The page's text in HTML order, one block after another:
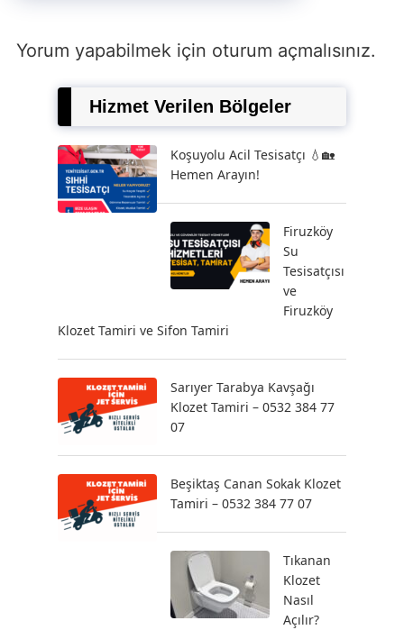
Yorum yapabilmek için oturum açmalısınız.
Hizmet Verilen Bölgeler
Koşuyolu Acil Tesisatçı 💧🏡
Hemen Arayın!
Firuzköy
Su
Tesisatçısı
ve
Firuzköy
Klozet Tamiri ve Sifon Tamiri
Sarıyer Tarabya Kavşağı
Klozet Tamiri – 0532 384 77
07
Beşiktaş Canan Sokak Klozet
Tamiri – 0532 384 77 07
Tıkanan
Klozet
Nasıl
Açılır?